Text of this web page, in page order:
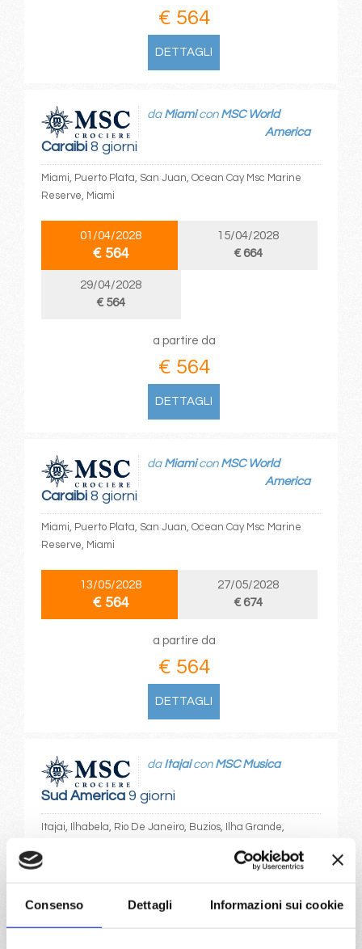
Consenso Dettagli Informazioni sui cookie
€ 564
DETTAGLI
Caraibi8 giorni
da Miamicon MSC World
America
Miami, Puerto Plata, San Juan, Ocean Cay Msc Marine
Reserve, Miami
01/04/2028
€ 564
15/04/2028
€ 664
29/04/2028
€ 564
a partire da
€ 564
DETTAGLI
Caraibi8 giorni
da Miamicon MSC World
America
Miami, Puerto Plata, San Juan, Ocean Cay Msc Marine
Reserve, Miami
13/05/2028
€ 564
27/05/2028
€ 674
a partire da
€ 564
DETTAGLI
Sud America9 giorni
da Itajaicon MSC Musica
Itajai, Ilhabela, Rio De Janeiro, Buzios, Ilha Grande,
07/03/2027
€ 567